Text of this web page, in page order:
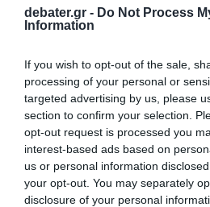
debater.gr - Do Not Process
Information
If you wish to opt-out of the sale,
processing of your personal or
targeted advertising by us, please
section to confirm your selection.
opt-out request is processed you
interest-based ads based on
us or personal information
your opt-out. You may separately
disclosure of your personal
ΔΙΑΦΗΜΙΣΗ